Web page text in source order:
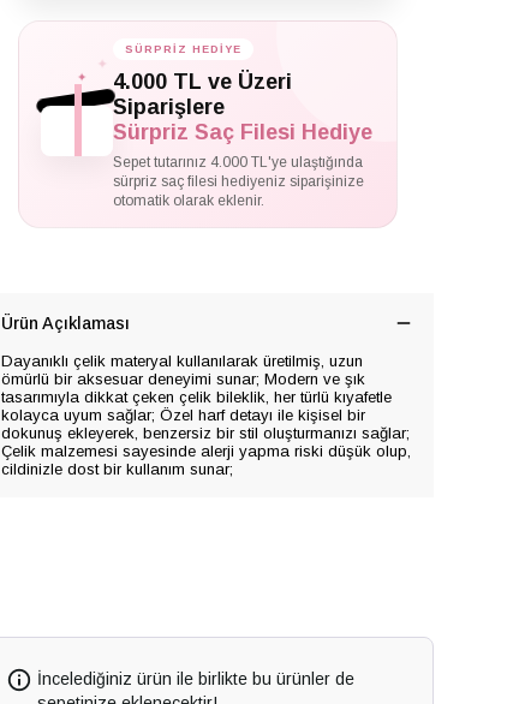
✦
✦
SÜRPRİZ HEDİYE
4.000 TL ve Üzeri
Siparişlere
Sürpriz Saç Filesi Hediye
Sepet tutarınız 4.000 TL'ye ulaştığında
sürpriz saç filesi hediyeniz siparişinize
otomatik olarak eklenir.
Ürün Açıklaması
Dayanıklı çelik materyal kullanılarak üretilmiş, uzun
ömürlü bir aksesuar deneyimi sunar; Modern ve şık
tasarımıyla dikkat çeken çelik bileklik, her türlü kıyafetle
kolayca uyum sağlar; Özel harf detayı ile kişisel bir
dokunuş ekleyerek, benzersiz bir stil oluşturmanızı sağlar;
Çelik malzemesi sayesinde alerji yapma riski düşük olup,
cildinizle dost bir kullanım sunar;
İncelediğiniz ürün ile birlikte bu ürünler de